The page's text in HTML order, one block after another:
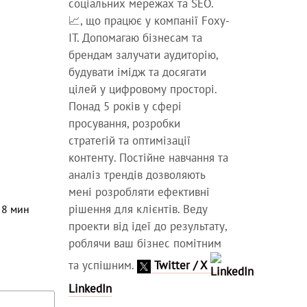
8 мин
соціальних мережах та SEO.
📈, що працює у компанії Foxy-
IT. Допомагаю бізнесам та
брендам залучати аудиторію,
будувати імідж та досягати
цілей у цифровому просторі.
Понад 5 років у сфері
просування, розробки
стратегій та оптимізації
контенту. Постійне навчання та
аналіз трендів дозволяють
мені розробляти ефективні
рішення для клієнтів. Веду
проекти від ідеї до результату,
роблячи ваш бізнес помітним
та успішним.
Twitter / X
LinkedIn